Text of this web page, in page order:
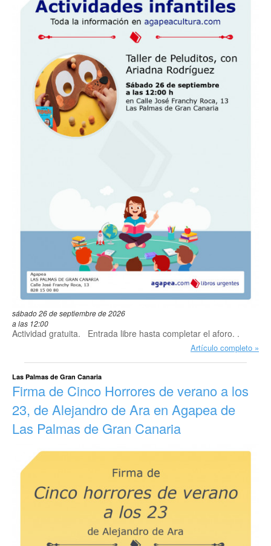
sábado 26 de septiembre de 2026
a las 12:00
Actividad gratuita. Entrada libre hasta completar el aforo. .
Artículo completo
Las Palmas de Gran Canaria
Firma de Cinco Horrores de verano a los
23, de Alejandro de Ara en Agapea de
Las Palmas de Gran Canaria